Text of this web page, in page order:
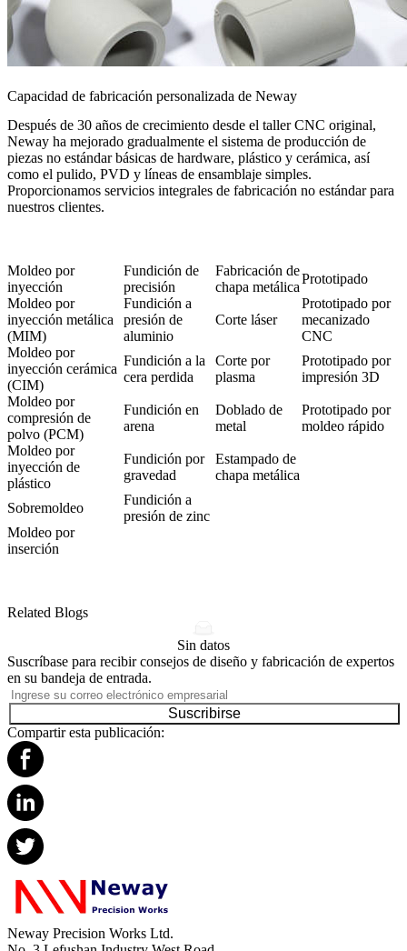
Capacidad de fabricación personalizada de Neway
Después de 30 años de crecimiento desde el taller CNC original,
Neway ha mejorado gradualmente el sistema de producción de
piezas no estándar básicas de hardware, plástico y cerámica, así
como el pulido, PVD y líneas de ensamblaje simples.
Proporcionamos servicios integrales de fabricación no estándar para
nuestros clientes.
Moldeo por
inyección
Fundición de
precisión
Fabricación de
chapa metálica
Prototipado
Moldeo por
inyección metálica
(MIM)
Fundición a
presión de
aluminio
Corte láser
Prototipado por
mecanizado
CNC
Moldeo por
inyección cerámica
(CIM)
Fundición a la
cera perdida
Corte por
plasma
Prototipado por
impresión 3D
Moldeo por
compresión de
polvo (PCM)
Fundición en
arena
Doblado de
metal
Prototipado por
moldeo rápido
Moldeo por
inyección de
plástico
Fundición por
gravedad
Estampado de
chapa metálica
Sobremoldeo
Fundición a
presión de zinc
Moldeo por
inserción
Related Blogs
Sin datos
Suscríbase para recibir consejos de diseño y fabricación de expertos
en su bandeja de entrada.
Suscribirse
Compartir esta publicación:
Neway Precision Works Ltd.